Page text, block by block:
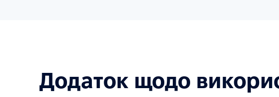
Додаток щодо